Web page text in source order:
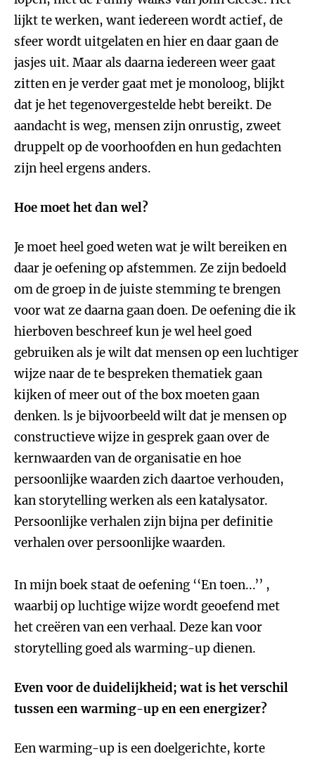
lijkt te werken, want iedereen wordt actief, de
sfeer wordt uitgelaten en hier en daar gaan de
jasjes uit. Maar als daarna iedereen weer gaat
zitten en je verder gaat met je monoloog, blijkt
dat je het tegenovergestelde hebt bereikt. De
aandacht is weg, mensen zijn onrustig, zweet
druppelt op de voorhoofden en hun gedachten
zijn heel ergens anders.
Hoe moet het dan wel?
Je moet heel goed weten wat je wilt bereiken en
daar je oefening op afstemmen. Ze zijn bedoeld
om de groep in de juiste stemming te brengen
voor wat ze daarna gaan doen. De oefening die ik
hierboven beschreef kun je wel heel goed
gebruiken als je wilt dat mensen op een luchtiger
wijze naar de te bespreken thematiek gaan
kijken of meer out of the box moeten gaan
denken. ls je bijvoorbeeld wilt dat je mensen op
constructieve wijze in gesprek gaan over de
kernwaarden van de organisatie en hoe
persoonlijke waarden zich daartoe verhouden,
kan storytelling werken als een katalysator.
Persoonlijke verhalen zijn bijna per definitie
verhalen over persoonlijke waarden.
In mijn boek staat de oefening ‘‘En toen...’’ ,
waarbij op luchtige wijze wordt geoefend met
het creëren van een verhaal. Deze kan voor
storytelling goed als warming-up dienen.
Even voor de duidelijkheid; wat is het verschil
tussen een warming-up en een energizer?
Een warming-up is een doelgerichte, korte